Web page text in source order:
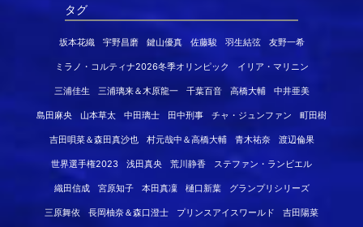
タグ
坂本花織 宇野昌磨 鍵山優真 佐藤駿 羽生結弦 友野一希
ミラノ・コルティナ2026冬季オリンピック イリア・マリニン
三浦佳生 三浦璃来＆木原龍一 千葉百音 高橋大輔 中井亜美
島田麻央 山本草太 中田璃士 田中刑事 チャ・ジュンファン 町田樹
吉田唄菜＆森田真沙也 村元哉中＆高橋大輔 青木祐奈 渡辺倫果
世界選手権2023 浅田真央 荒川静香 ステファン・ランビエル
織田信成 宮原知子 本田真凜 樋口新葉 グランプリシリーズ
三原舞依 長岡柚奈＆森口澄士 プリンスアイスワールド 吉田陽菜